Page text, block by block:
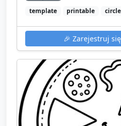
template
printable
🎉 Zarejestruj